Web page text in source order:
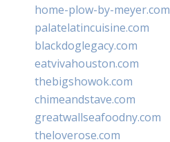
home-plow-by-meyer.com
palatelatincuisine.com
blackdoglegacy.com
eatvivahouston.com
thebigshowok.com
chimeandstave.com
greatwallseafoodny.com
theloverose.com